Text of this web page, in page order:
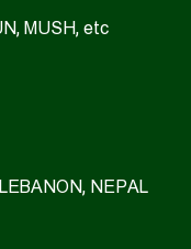
MUSH, etc
NEPAL